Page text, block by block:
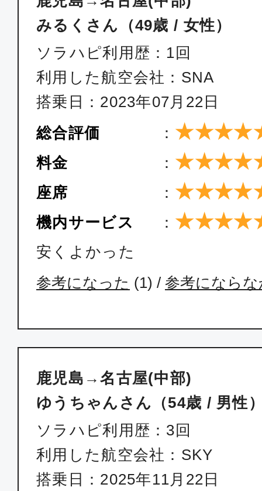
みるくさん（49歳 / 女性）
ソラハピ利用歴：1回
利用した航空会社：SNA
搭乗日：2023年07月22日
総合評価
：
料金 ：
座席 ：
機内サービス ：
安くよかった
参考になった (1) / 参考になら
鹿児島→名古屋(中部)
ゆうちゃんさん（54歳 / 男性
ソラハピ利用歴：3回
利用した航空会社：SKY
搭乗日：2025年11月22日